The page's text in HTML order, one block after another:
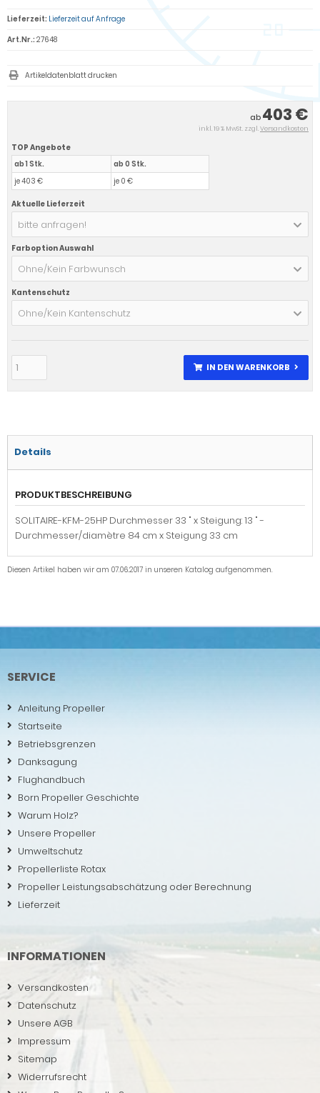
ab 403 €
inkl. 19 % MwSt. zzgl.Versandkosten
TOP Angebote
ab 1 Stk.
je 403 €
ab 0 Stk.
je 0 €
Aktuelle Lieferzeit
bitte anfragen!
Farboption Auswahl
Ohne/Kein Farbwunsch
Kantenschutz
Ohne/Kein Kantenschutz
IN DEN WARENKORB
Lieferzeit: Lieferzeit auf Anfrage
Art.Nr.: 27648
Artikeldatenblatt drucken
Details
PRODUKTBESCHREIBUNG
SOLITAIRE-KFM-25HP Durchmesser 33 " x Steigung: 13 " -
Durchmesser/diamètre 84 cm x Steigung 33 cm
Diesen Artikel haben wir am 07.06.2017 in unseren Katalog aufgenommen.
SERVICE
Anleitung Propeller
Startseite
Betriebsgrenzen
Danksagung
Flughandbuch
Born Propeller Geschichte
Warum Holz?
Unsere Propeller
Umweltschutz
Propellerliste Rotax
Propeller Leistungsabschätzung oder Berechnung
Lieferzeit
INFORMATIONEN
Versandkosten
Datenschutz
Unsere AGB
Impressum
Sitemap
Widerrufsrecht